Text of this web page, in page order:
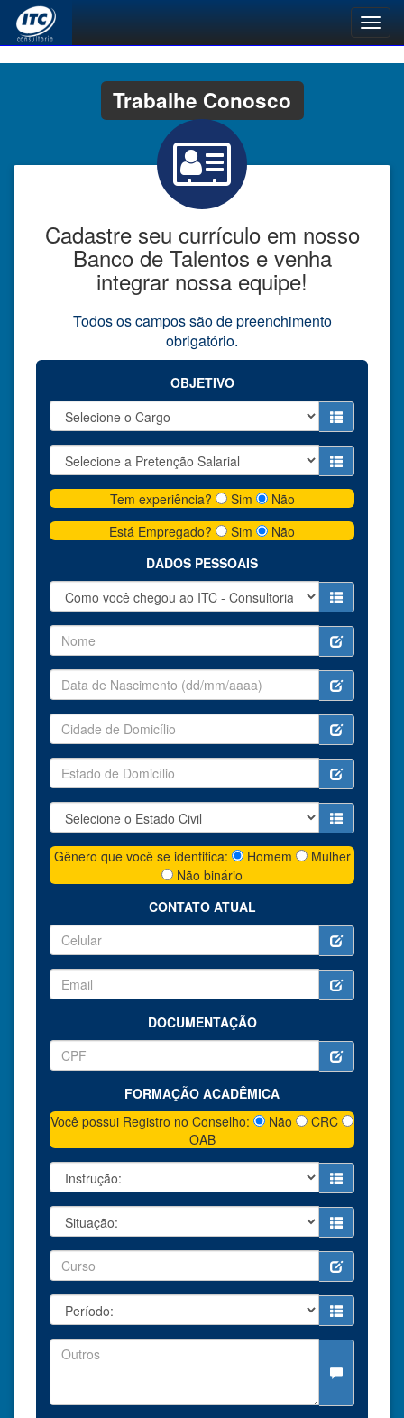
Trabalhe Conosco
Cadastre seu currículo em nosso
Banco de Talentos e venha
integrar nossa equipe!
Todos os campos são de preenchimento
obrigatório.
OBJETIVO
Tem experiência? Sim
Não
Está Empregado?
Sim
Não
DADOS PESSOAIS
Gênero que você se identifica: Homem
Mulher
Não binário
CONTATO ATUAL
DOCUMENTAÇÃO
FORMAÇÃO ACADÊMICA
Você possui Registro no Conselho:
Não
CRC
OAB